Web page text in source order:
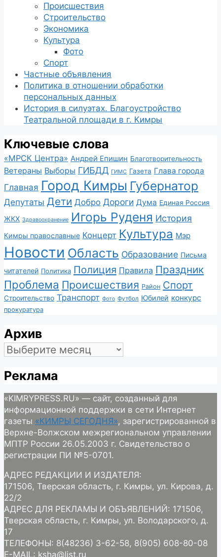
Происшествия
Строительство
Экономика
Культура
Фото
Спорт
Частные объявления
Политика в отношении обработки
персональных данных
История в силуэтах. Благоустройство
Театральной площади в г. Кимры
Ключевые слова
«МРСК Центра» Андрей Епишин Благотворительность
Ветераны Выборы ГИБДД ГИМС Газета Глава города
Главная Город Кимры Губернатор
Депутаты Дети Добро Дороги Дума Единая Россия
ЖКХ Здравоохранение Игорь Руденя История
Кимры православные Концерт Культура Мэр
Новости Область Образование Письма
читателей Политика Полиция Правила Праздник
Проблема Происшествия Район Спорт
Строительство Транспорт Фото Футбол Юбилей конкурс
прокуратура
Архив
Архив
Реклама
«KIMRYPRESS.RU» — сайт, созданный для
информационной поддержки в сети Интернет
газеты «КИМРЫ СЕГОДНЯ», зарегистрированной в
Верхне-Волжском межрегиональном управлении
МПТР России 26.05.2003 г. Свидетельство о
регистрации ПИ №5-0701.
АДРЕС РЕДАКЦИИ И ИЗДАТЕЛЯ:
171506, Тверская область, г. Кимры, ул. Кирова, д.
22/2
АДРЕС ДЛЯ РЕКЛАМЫ И ОБЪЯВЛЕНИЙ: 171506,
Тверская область, г. Кимры, ул. Володарского, д.
17
ТЕЛЕФОНЫ: 8(48236) 3-62-58, 8(905) 608-80-08
E-MAIL: ksha@list.ru